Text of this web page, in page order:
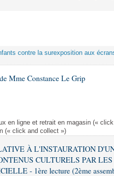
lois
contre la surexposition aux
Mme Constance Le Grip
en ligne et retrait en magasin («
(« click and collect »)
À L'INSTAURATION
CULTURELS PAR LES
- 1ère lecture (2ème